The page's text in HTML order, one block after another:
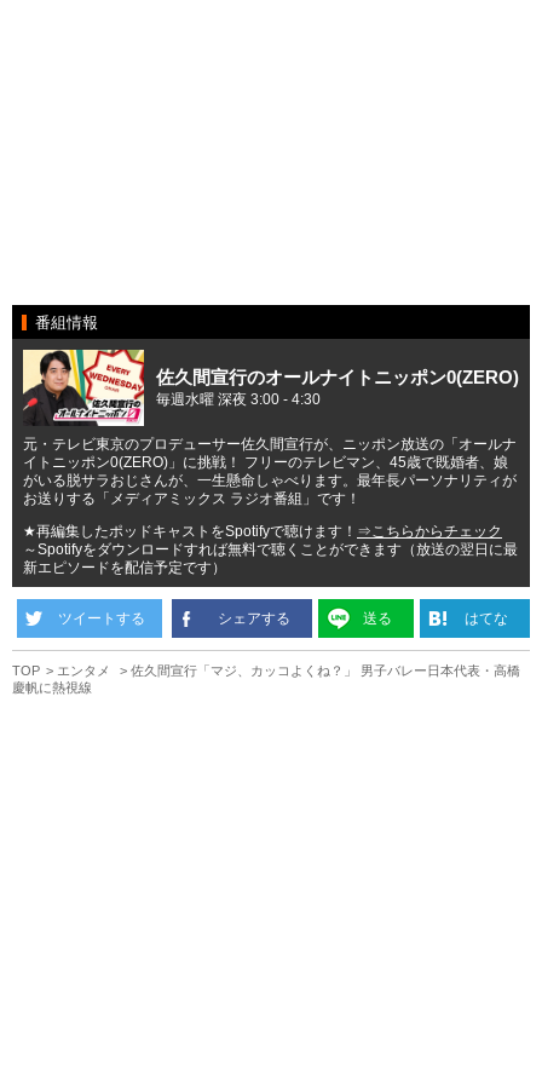
番組情報
佐久間宣行のオールナイトニッポン0(ZERO)
毎週水曜 深夜 3:00 - 4:30
元・テレビ東京のプロデューサー佐久間宣行が、ニッポン放送の「オールナ
イトニッポン0(ZERO)」に挑戦！ フリーのテレビマン、45歳で既婚者、娘
がいる脱サラおじさんが、一生懸命しゃべります。最年長パーソナリティが
お送りする「メディアミックス ラジオ番組」です！
★再編集したポッドキャストをSpotifyで聴けます！ ⇒こちらからチェック
～Spotifyをダウンロードすれば無料で聴くことができます（放送の翌日に最
新エピソードを配信予定です）
ツイートする シェアする 送る はてな
TOP エンタメ
佐久間宣行「マジ、カッコよくね？」 男子バレー日本代表・高橋
慶帆に熱視線